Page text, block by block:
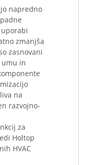
napredno
zmanjša
zasnovani
umu in
na
razvojno-
za
Holtop
HVAC